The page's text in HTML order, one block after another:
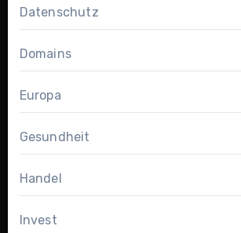
Datenschutz
Domains
Europa
Gesundheit
Handel
Invest